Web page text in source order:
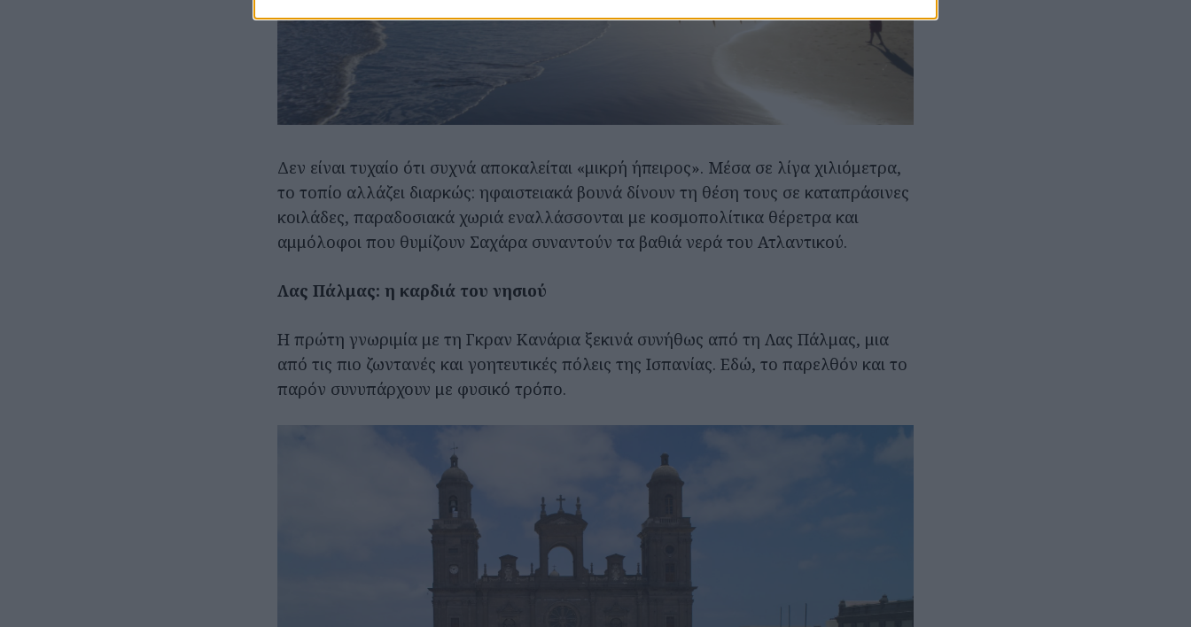
Δεν είναι τυχαίο ότι συχνά αποκαλείται «μικρή ήπειρος». Μέσα σε λίγα χιλιόμετρα,
το τοπίο αλλάζει διαρκώς: ηφαιστειακά βουνά δίνουν τη θέση τους σε καταπράσινες
κοιλάδες, παραδοσιακά χωριά εναλλάσσονται με κοσμοπολίτικα θέρετρα και
αμμόλοφοι που θυμίζουν Σαχάρα συναντούν τα βαθιά νερά του Ατλαντικού.
Λας Πάλμας: η καρδιά του νησιού
Η πρώτη γνωριμία με τη Γκραν Κανάρια ξεκινά συνήθως από τη Λας Πάλμας, μια
από τις πιο ζωντανές και γοητευτικές πόλεις της Ισπανίας. Εδώ, το παρελθόν και το
παρόν συνυπάρχουν με φυσικό τρόπο.